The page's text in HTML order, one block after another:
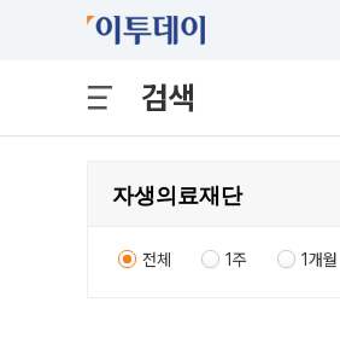
검색
전체 1주 1개월